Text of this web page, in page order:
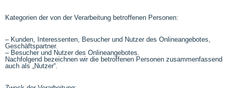
Kategorien der von der Verarbeitung betroffenen Personen:
– Kunden, Interessenten, Besucher und Nutzer des Onlineangebotes,
Geschäftspartner.
– Besucher und Nutzer des Onlineangebotes.
Nachfolgend bezeichnen wir die betroffenen Personen zusammenfassend
auch als „Nutzer“.